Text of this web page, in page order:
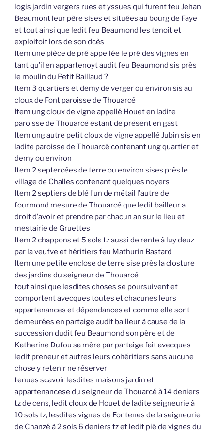
logis jardin vergers rues et yssues qui furent feu Jehan
Beaumont leur père sises et situées au bourg de Faye
et tout ainsi que ledit feu Beaumond les tenoit et
exploitoit lors de son dcès
Item une pièce de pré appellée le pré des vignes en
tant qu’il en appartenoyt audit feu Beaumond sis près
le moulin du Petit Baillaud ?
Item 3 quartiers et demy de verger ou environ sis au
cloux de Font paroisse de Thouarcé
Item ung cloux de vigne appellé Houet en ladite
paroisse de Thouarcé estant de présent en gast
Item ung autre petit cloux de vigne appellé Jubin sis en
ladite paroisse de Thouarcé contenant ung quartier et
demy ou environ
Item 2 septercées de terre ou environ sises près le
village de Challes contenant quelques noyers
Item 2 septiers de blé l’un de métail l’autre de
fourmond mesure de Thouarcé que ledit bailleur a
droit d’avoir et prendre par chacun an sur le lieu et
mestairie de Gruettes
Item 2 chappons et 5 sols tz aussi de rente à luy deuz
par la veufve et héritiers feu Mathurin Bastard
Item une petite enclose de terre sise près la closture
des jardins du seigneur de Thouarcé
tout ainsi que lesdites choses se poursuivent et
comportent avecques toutes et chacunes leurs
appartenances et dépendances et comme elle sont
demeurées en partaige audit bailleur à cause de la
succession dudit feu Beaumond son père et de
Katherine Dufou sa mère par partaige fait avecques
ledit preneur et autres leurs cohéritiers sans aucune
chose y retenir ne réserver
tenues scavoir lesdites maisons jardin et
appartenancese du seigneur de Thouarcé à 14 deniers
tz de cens, ledit cloux de Houet de ladite seigneurie à
10 sols tz, lesdites vignes de Fontenes de la seigneurie
de Chanzé à 2 sols 6 deniers tz et ledit pié de vignes du